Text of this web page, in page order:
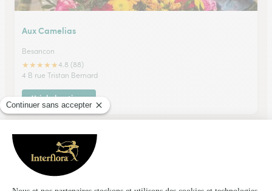
Aux Camelias
Besancon
★★★★★4.8 (88)
4 B rue Tristan Bernard
Voir la boutique